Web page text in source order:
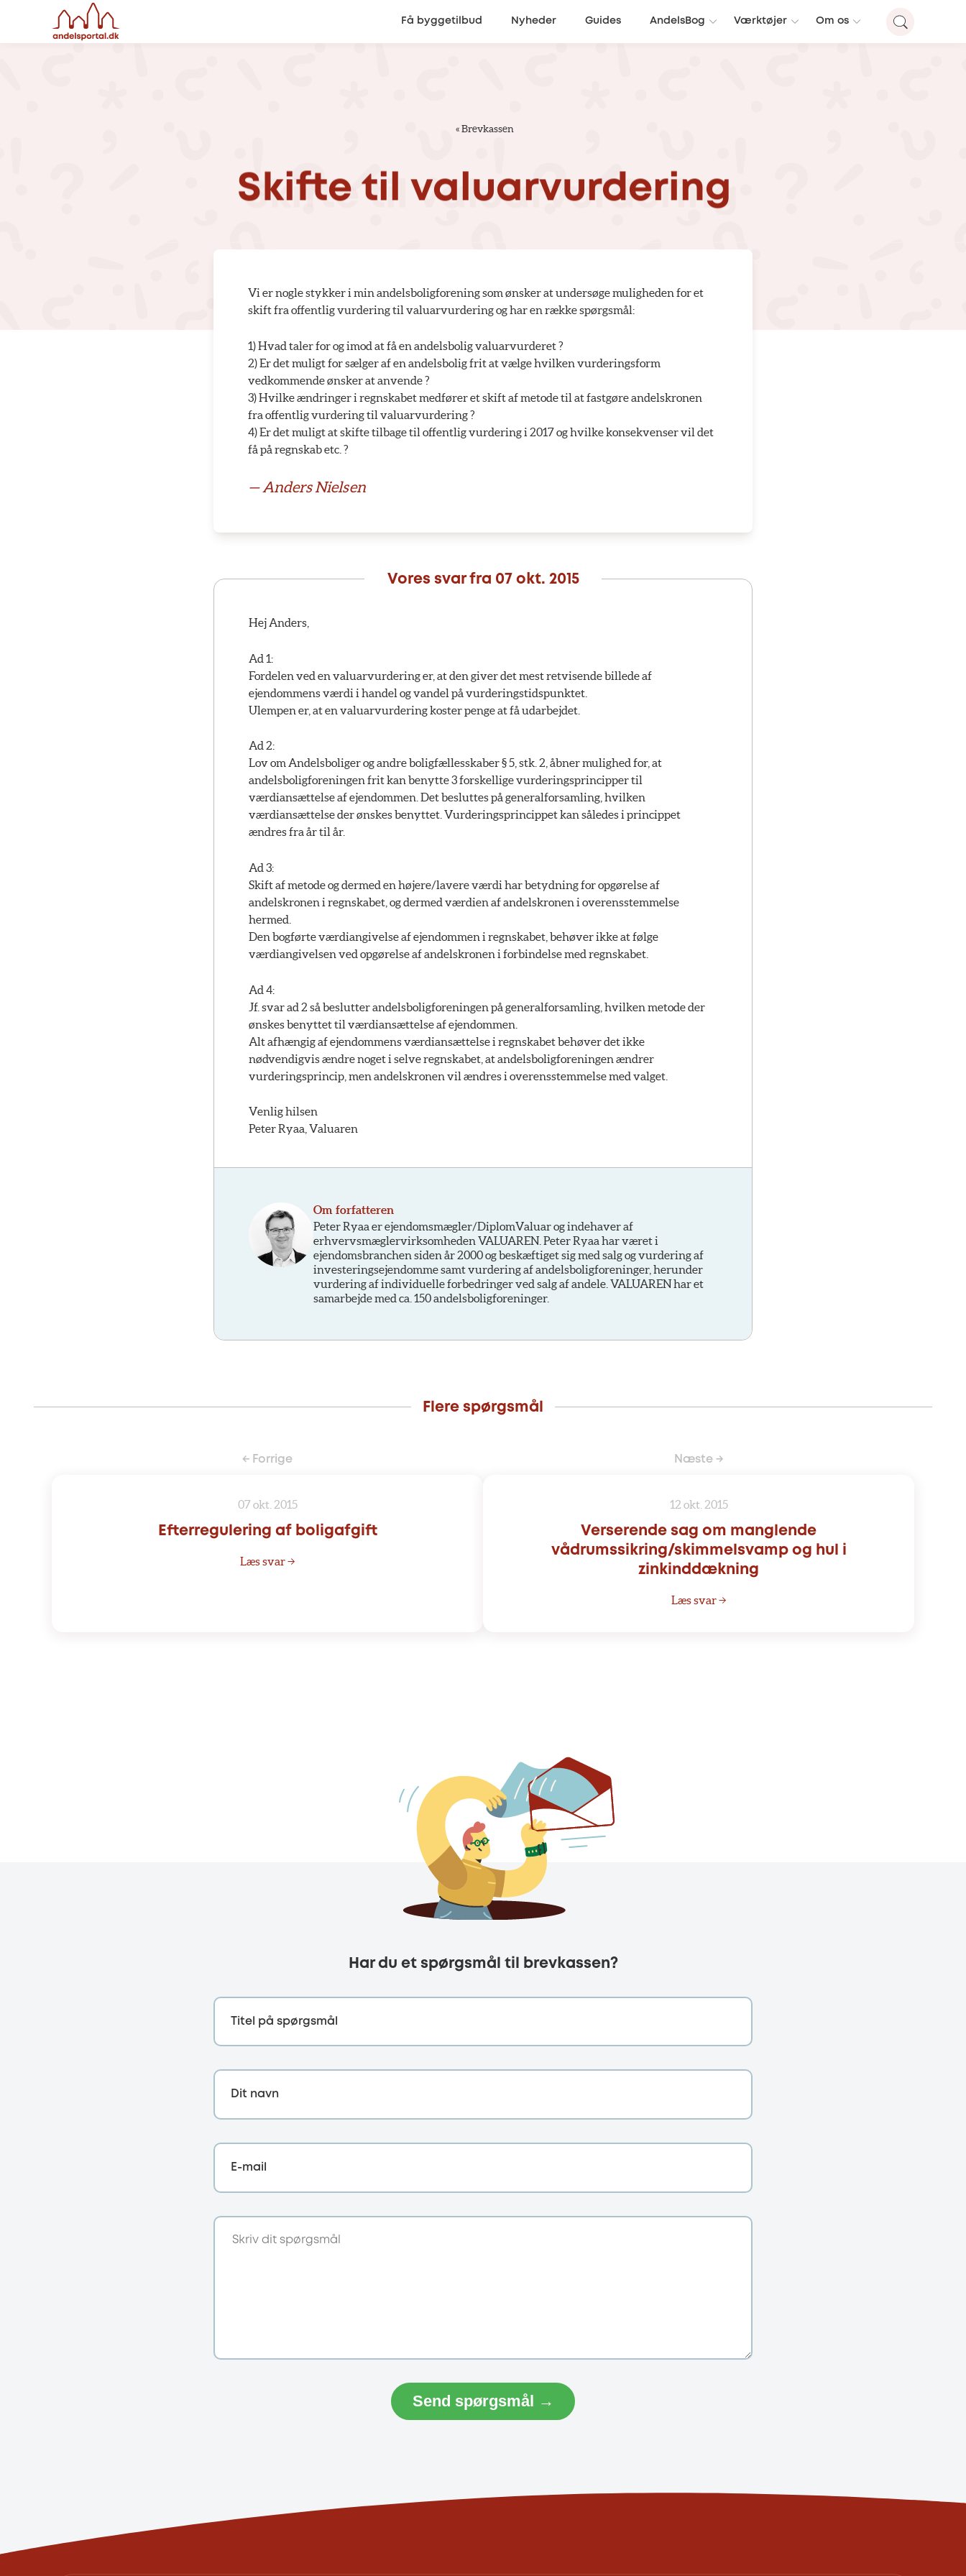
Få byggetilbud Nyheder Guides AndelsBog Værktøjer Om os
«Brevkassen
Skifte til valuarvurdering
Vi er nogle stykker i min andelsboligforening som ønsker at undersøge muligheden for et
skift fra offentlig vurdering til valuarvurdering og har en række spørgsmål:
1) Hvad taler for og imod at få en andelsbolig valuarvurderet ?
2) Er det muligt for sælger af en andelsbolig frit at vælge hvilken vurderingsform
vedkommende ønsker at anvende ?
3) Hvilke ændringer i regnskabet medfører et skift af metode til at fastgøre andelskronen
fra offentlig vurdering til valuarvurdering ?
4) Er det muligt at skifte tilbage til offentlig vurdering i 2017 og hvilke konsekvenser vil det
få på regnskab etc. ?
— Anders Nielsen
Vores svar fra 07 okt. 2015
Hej Anders,
Ad 1:
Fordelen ved en valuarvurdering er, at den giver det mest retvisende billede af
ejendommens værdi i handel og vandel på vurderingstidspunktet.
Ulempen er, at en valuarvurdering koster penge at få udarbejdet.
Ad 2:
Lov om Andelsboliger og andre boligfællesskaber § 5, stk. 2, åbner mulighed for, at
andelsboligforeningen frit kan benytte 3 forskellige vurderingsprincipper til
værdiansættelse af ejendommen. Det besluttes på generalforsamling, hvilken
værdiansættelse der ønskes benyttet. Vurderingsprincippet kan således i princippet
ændres fra år til år.
Ad 3:
Skift af metode og dermed en højere/lavere værdi har betydning for opgørelse af
andelskronen i regnskabet, og dermed værdien af andelskronen i overensstemmelse
hermed.
Den bogførte værdiangivelse af ejendommen i regnskabet, behøver ikke at følge
værdiangivelsen ved opgørelse af andelskronen i forbindelse med regnskabet.
Ad 4:
Jf. svar ad 2 så beslutter andelsboligforeningen på generalforsamling, hvilken metode der
ønskes benyttet til værdiansættelse af ejendommen.
Alt afhængig af ejendommens værdiansættelse i regnskabet behøver det ikke
nødvendigvis ændre noget i selve regnskabet, at andelsboligforeningen ændrer
vurderingsprincip, men andelskronen vil ændres i overensstemmelse med valget.
Venlig hilsen
Peter Ryaa, Valuaren
Om forfatteren
Peter Ryaa er ejendomsmægler/DiplomValuar og indehaver af
erhvervsmæglervirksomheden VALUAREN. Peter Ryaa har været i
ejendomsbranchen siden år 2000 og beskæftiget sig med salg og vurdering af
investeringsejendomme samt vurdering af andelsboligforeninger, herunder
vurdering af individuelle forbedringer ved salg af andele. VALUAREN har et
samarbejde med ca. 150 andelsboligforeninger.
Flere spørgsmål
← Forrige
07 okt. 2015
Efterregulering af boligafgift
Læs svar →
Næste →
12 okt. 2015
Verserende sag om manglende
vådrumssikring/skimmelsvamp og hul i
zinkinddækning
Læs svar →
Har du et spørgsmål til brevkassen?
Titel på spørgsmål
Dit navn
E-mail
Send spørgsmål →